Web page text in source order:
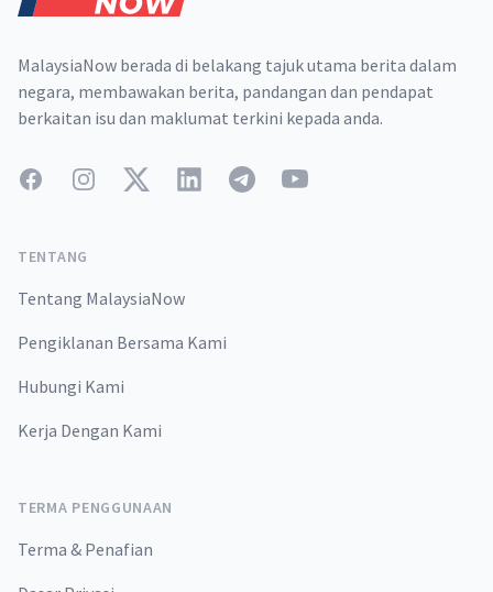
MalaysiaNow berada di belakang tajuk utama berita dalam
negara, membawakan berita, pandangan dan pendapat
berkaitan isu dan maklumat terkini kepada anda.
FacebookInstagramTwitterLinkedInTelegramYouTube
TENTANG
Tentang MalaysiaNow
Pengiklanan Bersama Kami
Hubungi Kami
Kerja Dengan Kami
TERMA PENGGUNAAN
Terma & Penafian